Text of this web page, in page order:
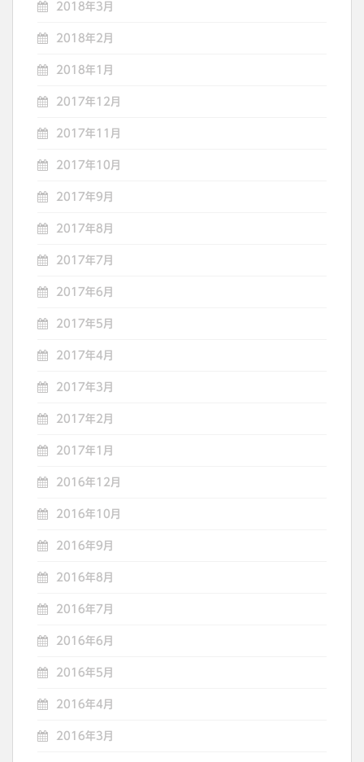
2018年3月
2018年2月
2018年1月
2017年12月
2017年11月
2017年10月
2017年9月
2017年8月
2017年7月
2017年6月
2017年5月
2017年4月
2017年3月
2017年2月
2017年1月
2016年12月
2016年10月
2016年9月
2016年8月
2016年7月
2016年6月
2016年5月
2016年4月
2016年3月